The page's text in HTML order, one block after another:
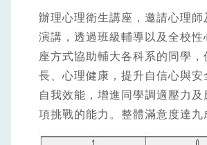
辦理心理衛生講座，邀請心理師
演講，透過班級輔導以及全校性
座方式協助輔大各科系的同學，
長、心理健康，提升自信心與安
自我效能，增進同學調適壓力及
項挑戰的能力。整體滿意度達九